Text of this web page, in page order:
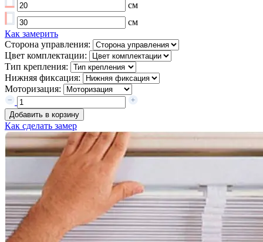
см
см
Как замерить
Сторона управления:
Цвет комплектации:
Тип крепления:
Нижняя фиксация:
Моторизация:
Добавить в корзину
Как сделать замер